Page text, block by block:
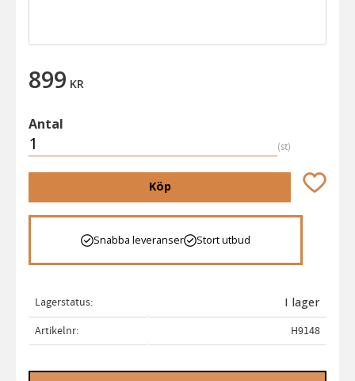
899 KR
Antal
st
Köp Lägg till
Snabba leveranser Stort utbud
Lagerstatus
I lager
Artikelnr
H9148